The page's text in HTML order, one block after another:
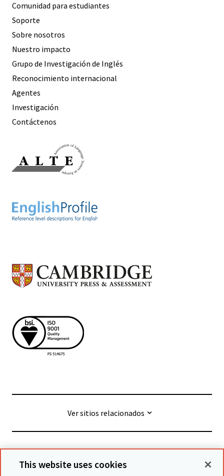
Comunidad para estudiantes
Soporte
Sobre nosotros
Nuestro impacto
Grupo de Investigación de Inglés
Reconocimiento internacional
Agentes
Investigación
Contáctenos
Ver sitios relacionados
© Cambridge University Press & Assessment
This website uses cookies